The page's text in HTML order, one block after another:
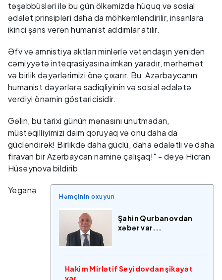
təşəbbüsləri ilə bu gün ölkəmizdə hüquq və sosial
ədalət prinsipləri daha da möhkəmləndirilir, insanlara
ikinci şans verən humanist addımlar atılır.
Əfv və amnistiya aktları minlərlə vətəndaşın yenidən
cəmiyyətə inteqrasiyasına imkan yaradır, mərhəmət
və birlik dəyərlərimizi önə çıxarır. Bu, Azərbaycanın
humanist dəyərlərə sadiqliyinin və sosial ədalətə
verdiyi önəmin göstəricisidir.
Gəlin, bu tarixi günün mənasını unutmadan,
müstəqilliyimizi daim qoruyaq və onu daha da
gücləndirək! Birlikdə daha güclü, daha ədalətli və daha
firavan bir Azərbaycan naminə çalışaq!" - deyə Hicran
Hüseynova bildirib
Həmçinin oxuyun
Şahin Qurbanovdan
xəbər var...
Hakim Mirlətif Seyidovdan şikayət
var...
Yeganə